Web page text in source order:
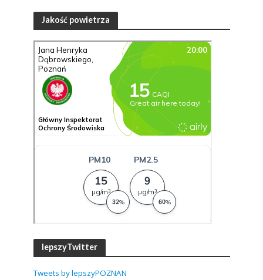
Jakość powietrza
lepszyTwitter
Tweets by lepszyPOZNAN